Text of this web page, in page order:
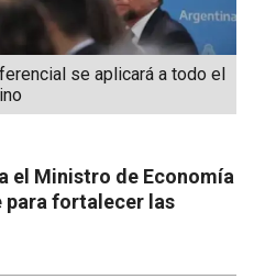
se aplicará a todo el
el Ministro de Economía
para fortalecer las